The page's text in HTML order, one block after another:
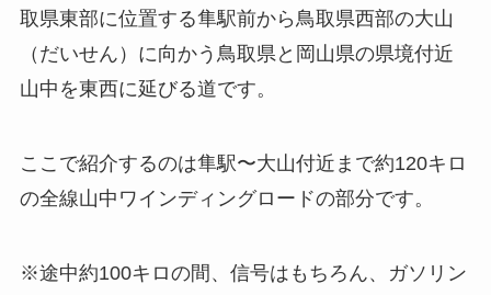
取県東部に位置する隼駅前から鳥取県西部の大山
（だいせん）に向かう鳥取県と岡山県の県境付近
山中を東西に延びる道です。
ここで紹介するのは隼駅〜大山付近まで約120キロ
の全線山中ワインディングロードの部分です。
※途中約100キロの間、信号はもちろん、ガソリン